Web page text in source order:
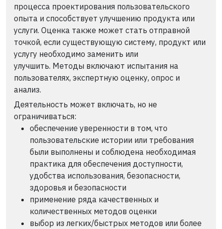
процесса проектирования пользовательского
опыта и способствует улучшению продукта или
услуги. Оценка также может стать отправной
точкой, если существующую систему, продукт или
услугу необходимо заменить или
улучшить. Методы включают испытания на
пользователях, экспертную оценку, опрос и
анализ.
Деятельность может включать, но не
ограничиваться:
обеспечение уверенности в том, что
пользовательские истории или требования
были выполнены и соблюдена необходимая
практика для обеспечения доступности,
удобства использования, безопасности,
здоровья и безопасности
применение ряда качественных и
количественных методов оценки
выбор из легких/быстрых методов или более